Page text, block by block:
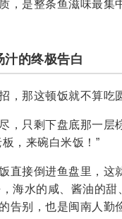
，是整条鱼滋味最集
的终极告白
，那这顿饭就不算吃
，只剩下盘底那一层
，来碗白米饭！”
直接倒进鱼盘里，这
海水的咸、酱油的
告别，也是闽南人勤